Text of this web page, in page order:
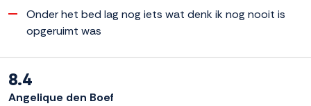
Onder het bed lag nog iets wat denk ik nog nooit is
opgeruimt was
8.4
Angelique den Boef